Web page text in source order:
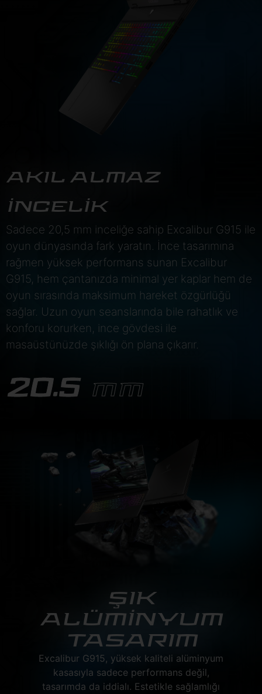
AKIL ALMAZ
İNCELİK
Sadece 20,5 mm inceliğe sahip Excalibur G915 ile
oyun dünyasında fark yaratın. İnce tasarımına
rağmen yüksek performans sunan Excalibur
G915, hem çantanızda minimal yer kaplar hem de
oyun sırasında maksimum hareket özgürlüğü
sağlar. Uzun oyun seanslarında bile rahatlık ve
konforu korurken, ince gövdesi ile
masaüstünüzde şıklığı ön plana çıkarır.
20.5 MM
ŞIK
ALÜMİNYUM
TASARIM
Excalibur G915, yüksek kaliteli alüminyum
kasasıyla sadece performans değil,
tasarımda da iddialı. Estetikle sağlamlığı